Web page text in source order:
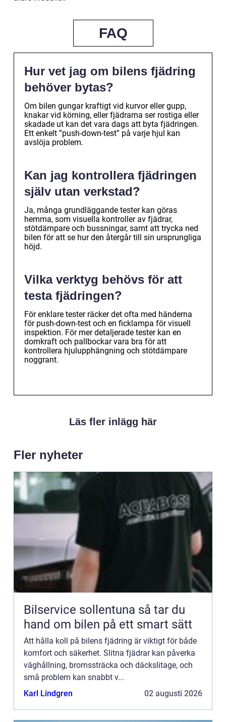
FAQ
Hur vet jag om bilens fjädring
behöver bytas?
Om bilen gungar kraftigt vid kurvor eller gupp,
knakar vid körning, eller fjädrarna ser rostiga eller
skadade ut kan det vara dags att byta fjädringen.
Ett enkelt ”push-down-test” på varje hjul kan
avslöja problem.
Kan jag kontrollera fjädringen
själv utan verkstad?
Ja, många grundläggande tester kan göras
hemma, som visuella kontroller av fjädrar,
stötdämpare och bussningar, samt att trycka ned
bilen för att se hur den återgår till sin ursprungliga
höjd.
Vilka verktyg behövs för att
testa fjädringen?
För enklare tester räcker det ofta med händerna
för push-down-test och en ficklampa för visuell
inspektion. För mer detaljerade tester kan en
domkraft och pallbockar vara bra för att
kontrollera hjulupphängning och stötdämpare
noggrant.
Läs fler inlägg här
Fler nyheter
Bilservice sollentuna så tar du
hand om bilen på ett smart sätt
Att hålla koll på bilens fjädring är viktigt för både
komfort och säkerhet. Slitna fjädrar kan påverka
väghållning, bromssträcka och däckslitage, och
små problem kan snabbt v...
Karl Lindgren
02 augusti 2026